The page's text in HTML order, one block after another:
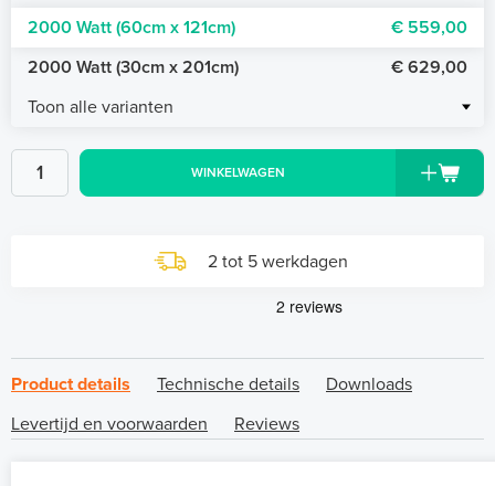
2000 Watt (60cm x 121cm)
€ 559,00
2000 Watt (30cm x 201cm)
€ 629,00
Toon alle varianten
WINKELWAGEN
2 tot 5 werkdagen
Product details Technische details
Downloads
Levertijd en voorwaarden
Reviews